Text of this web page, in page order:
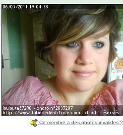
Ce membre a des photos invalides ?